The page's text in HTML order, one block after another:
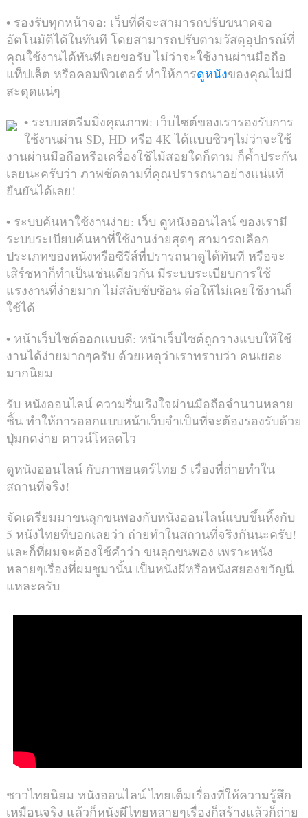
• รองรับทุกหน้าจอ: เว็บที่ดีจะสามารถปรับขนาดจอ
อัตโนมัติได้ในทันที โดยสามารถปรับตามวัสดุอุปกรณ์ที่
คุณใช้งานได้ทันทีเลยขอรับ ไม่ว่าจะใช้งานผ่านมือถือ
แท็ปเล็ต หรือคอมพิวเตอร์ ทำให้การดูหนังของคุณไม่มี
สะดุดแน่ๆ
• ระบบสตรีมมิ่งคุณภาพ: เว็บไซต์ของเรารองรับการ
ใช้งานผ่าน SD, HD หรือ 4K ได้แบบชิวๆไม่ว่าจะใช้
งานผ่านมือถือหรือเครื่องใช้ไม้สอยใดก็ตาม ก็ค้ำประกัน
เลยนะครับว่า ภาพชัดตามที่คุณปรารถนาอย่างแน่แท้
ยืนยันได้เลย!
• ระบบค้นหาใช้งานง่าย: เว็บ ดูหนังออนไลน์ ของเรามี
ระบบระเบียบค้นหาที่ใช้งานง่ายสุดๆ สามารถเลือก
ประเภทของหนังหรือซีรีส์ที่ปรารถนาดูได้ทันที หรือจะ
เสิร์ชหาก็ทำเป็นเช่นเดียวกัน มีระบบระเบียบการใช้
แรงงานที่ง่ายมาก ไม่สลับซับซ้อน ต่อให้ไม่เคยใช้งานก็
ใช้ได้
• หน้าเว็บไซต์ออกแบบดี: หน้าเว็บไซต์ถูกวางแบบให้ใช้
งานได้ง่ายมากๆครับ ด้วยเหตุว่าเราทราบว่า คนเยอะ
มากนิยม
รับ หนังออนไลน์ ความรื่นเริงใจผ่านมือถือจำนวนหลาย
ชิ้น ทำให้การออกแบบหน้าเว็บจำเป็นที่จะต้องรองรับด้วย
ปุ่มกดง่าย ดาวน์โหลดไว
ดูหนังออนไลน์ กับภาพยนตร์ไทย 5 เรื่องที่ถ่ายทำใน
สถานที่จริง!
จัดเตรียมมาขนลุกขนพองกับหนังออนไลน์แบบขึ้นหิ้งกับ
5 หนังไทยที่บอกเลยว่า ถ่ายทำในสถานที่จริงกันนะครับ!
และก็ที่ผมจะต้องใช้คำว่า ขนลุกขนพอง เพราะหนัง
หลายๆเรื่องที่ผมชูมานั้น เป็นหนังผีหรือหนังสยองขวัญนี่
แหละครับ
ชาวไทยนิยม หนังออนไลน์ ไทยเต็มเรื่องที่ให้ความรู้สึก
เหมือนจริง แล้วก็หนังผีไทยหลายๆเรื่องก็สร้างแล้วก็ถ่าย